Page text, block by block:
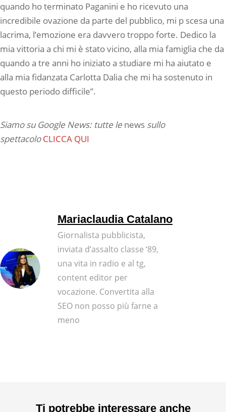
quando ho terminato Paganini e ho ricevuto una
incredibile ovazione da parte del pubblico, mi p scesa una
lacrima, l’emozione era davvero troppo forte. Dedico la
mia vittoria a chi mi è stato vicino, alla mia famiglia che da
quando a tre anni ho iniziato a studiare mi ha aiutato e
alla mia fidanzata Carlotta Dalia che mi ha sostenuto in
questo periodo difficile”.
Siamo su Google News: tutte le news sullo
spettacoloCLICCA QUI
Mariaclaudia Catalano
Giornalista pubblicista,
inviata d’assalto classe ‘89,
una vita in radio e al tg,
content editor per
vocazione. Convertita alla
SEO non posso più farne a
meno
Ti potrebbe interessare anche